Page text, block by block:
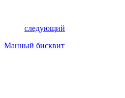
следующий
Манный бисквит